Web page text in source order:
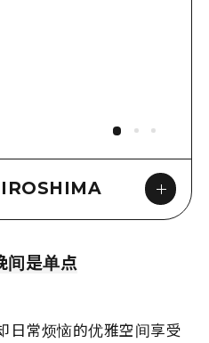
间是单点
日常烦恼的优雅空间享受